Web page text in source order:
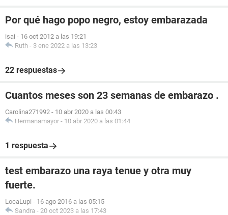
Por qué hago popo negro, estoy embarazada
isai - 16 oct 2012 a las 19:21
Ruth - 3 ene 2022 a las 13:23
22 respuestas
Cuantos meses son 23 semanas de embarazo .
Carolina271992 - 10 abr 2020 a las 00:43
Hermanamayor - 10 abr 2020 a las 01:44
1 respuesta
test embarazo una raya tenue y otra muy
fuerte.
LocaLupi - 16 ago 2016 a las 05:15
Sandra - 20 oct 2023 a las 17:43